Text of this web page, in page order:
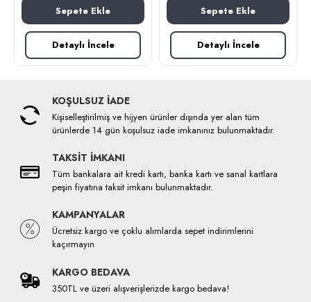
Sepete Ekle
Detaylı İncele
Sepete Ekle
Detaylı İncele
KOŞULSUZ İADE
Kişiselleştirilmiş ve hijyen ürünler dışında yer alan tüm
ürünlerde 14 gün koşulsuz iade imkanınız bulunmaktadır.
TAKSİT İMKANI
Tüm bankalara ait kredi kartı, banka kartı ve sanal kartlara
peşin fiyatına taksit imkanı bulunmaktadır.
KAMPANYALAR
Ücretsiz kargo ve çoklu alımlarda sepet indirimlerini
kaçırmayın
KARGO BEDAVA
350TL ve üzeri alışverişlerizde kargo bedava!